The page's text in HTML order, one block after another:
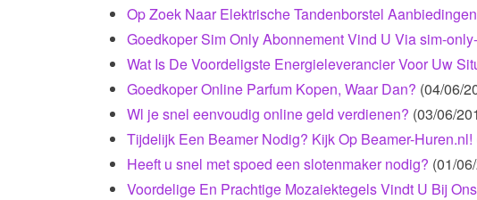
Op Zoek Naar Elektrische Tandenborstel
Goedkoper Sim Only Abonnement Vind U Via sim-
Wat Is De Voordeligste Energieleverancier Voor Uw
Goedkoper Online Parfum Kopen, Waar Dan? (04/06/
Wl je snel eenvoudig online geld verdienen? (03/06/
Tijdelijk Een Beamer Nodig? Kijk Op Beamer-Huren.nl!
Heeft u snel met spoed een slotenmaker nodig? (01/
Voordelige En Prachtige Mozaiektegels Vindt U Bij